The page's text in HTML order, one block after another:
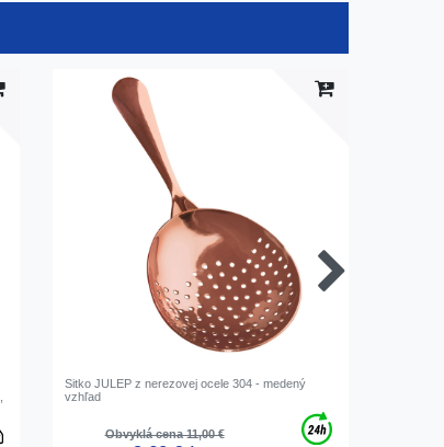
Sitko JULEP z nerezovej ocele 304 - medený
vzhľad
Obvyklá cena 11,00 €